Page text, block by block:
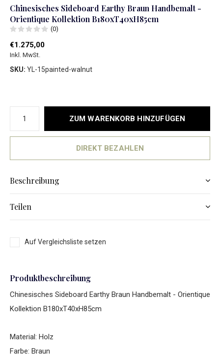
Chinesisches Sideboard Earthy Braun Handbemalt -
Orientique Kollektion B180xT40xH85cm
(0)
€1.275,00
Inkl. MwSt.
SKU: YL-15painted-walnut
ZUM WARENKORB HINZUFÜGEN
DIREKT BEZAHLEN
Beschreibung
Teilen
Auf Vergleichsliste setzen
Produktbeschreibung
Chinesisches Sideboard Earthy Braun Handbemalt - Orientique
Kollektion B180xT40xH85cm
Material: Holz
Farbe: Braun